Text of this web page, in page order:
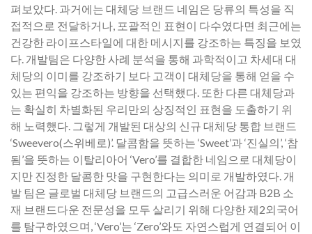
펴보았다. 과거에는 대체당 브랜드 네임은 당류의 특성을 직
접적으로 전달하거나, 포괄적인 표현이 다수였다면 최근에는
건강한 라이프스타일에 대한 메시지를 강조하는 특징을 보였
다. 개발팀은 다양한 사례 분석을 통해 과학적이고 차세대 대
체당의 이미를 강조하기 보다 고객이 대체당을 통해 얻을 수
있는 편익을 강조하는 방향을 선택했다. 또한 다른 대체당과
는 확실히 차별화된 우리만의 상징적인 표현을 도출하기 위
해 노력했다. 그렇게 개발된 대상의 신규 대체당 통합 브랜드
‘Sweevero(스위베로)’. 달콤함을 뜻하는 ‘Sweet’과 ‘진실의’, ‘참
됨’을 뜻하는 이탈리아어 ‘Vero’를 결합한 네임으로 대체당이
지만 진정한 달콤한 맛을 구현한다는 의미로 개발하였다. 개
발 팀은 글로벌 대체당 브랜드의 고급스러운 어감과 B2B 소
재 브랜드다운 전문성을 모두 살리기 위해 다양한 제2외국어
를 탐구하였으며, ‘Vero’는 ‘Zero’와도 자연스럽게 연결되어 이